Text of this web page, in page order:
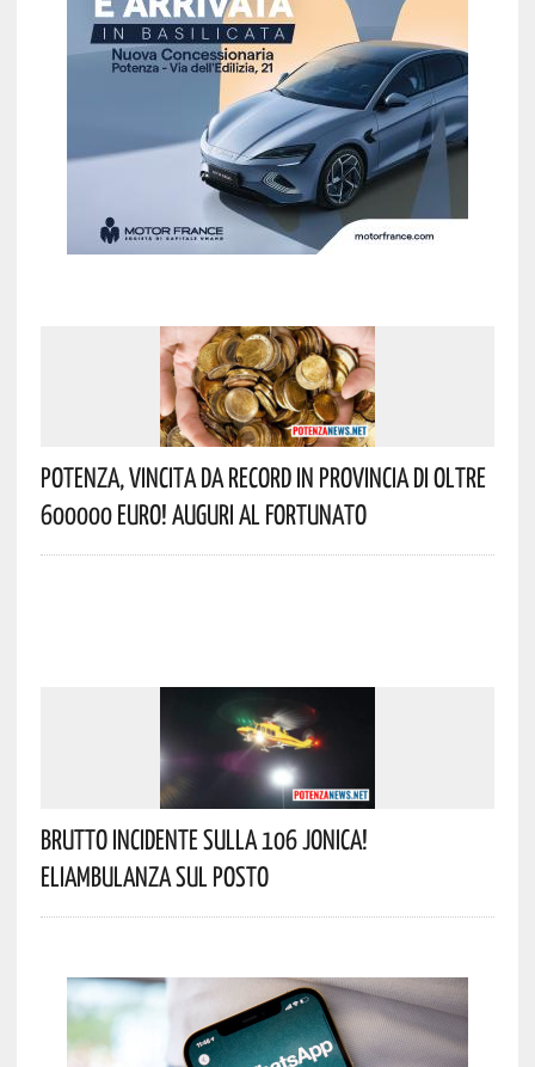
Potenza, Vincita Da Record In Provincia Di Oltre
600000 Euro! Auguri Al Fortunato
Brutto Incidente Sulla 106 Jonica!
Eliambulanza Sul Posto